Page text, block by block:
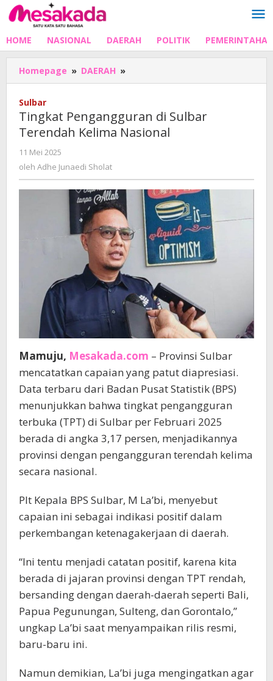
Lewati
ke
HOME NASIONAL DAERAH POLITIK
Homepage » DAERAH »
Pengangguran
Terendah
Kelima
Sulbar
Tingkat Pengangguran di Sulbar
Terendah Kelima Nasional
11 Mei 2025
Adhe
oleh Adhe Junaedi Sholat
Mamuju, Mesakada.com – Provinsi Sulbar
mencatatkan capaian yang patut diapresiasi.
Data terbaru dari Badan Pusat Statistik (BPS)
menunjukkan bahwa tingkat pengangguran
terbuka (TPT) di Sulbar per Februari 2025
berada di angka 3,17 persen, menjadikannya
provinsi dengan pengangguran terendah kelima
secara nasional.
Plt Kepala BPS Sulbar, M La’bi, menyebut
capaian ini sebagai indikasi positif dalam
perkembangan ketenagakerjaan di daerah.
“Ini tentu menjadi catatan positif, karena kita
berada di jajaran provinsi dengan TPT rendah,
bersanding dengan daerah-daerah seperti Bali,
Papua Pegunungan, Sulteng, dan Gorontalo,”
ungkap La’bi saat menyampaikan rilis resmi,
baru-baru ini.
Namun demikian, La’bi juga mengingatkan agar